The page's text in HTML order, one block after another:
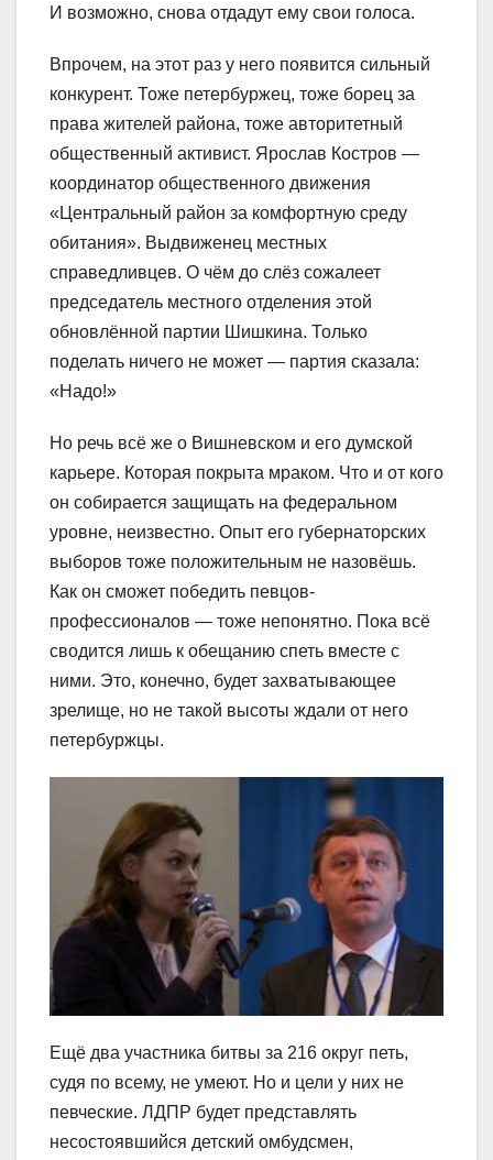
И возможно, снова отдадут ему свои голоса.
Впрочем, на этот раз у него появится сильный
конкурент. Тоже петербуржец, тоже борец за
права жителей района, тоже авторитетный
общественный активист. Ярослав Костров ―
координатор общественного движения
«Центральный район за комфортную среду
обитания». Выдвиженец местных
справедливцев. О чём до слёз сожалеет
председатель местного отделения этой
обновлённой партии Шишкина. Только
поделать ничего не может ― партия сказала:
«Надо!»
Но речь всё же о Вишневском и его думской
карьере. Которая покрыта мраком. Что и от кого
он собирается защищать на федеральном
уровне, неизвестно. Опыт его губернаторских
выборов тоже положительным не назовёшь.
Как он сможет победить певцов-
профессионалов ― тоже непонятно. Пока всё
сводится лишь к обещанию спеть вместе с
ними. Это, конечно, будет захватывающее
зрелище, но не такой высоты ждали от него
петербуржцы.
Ещё два участника битвы за 216 округ петь,
судя по всему, не умеют. Но и цели у них не
певческие. ЛДПР будет представлять
несостоявшийся детский омбудсмен,